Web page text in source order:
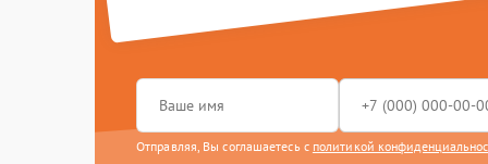
Отправляя, Вы соглашаетесь с политикой